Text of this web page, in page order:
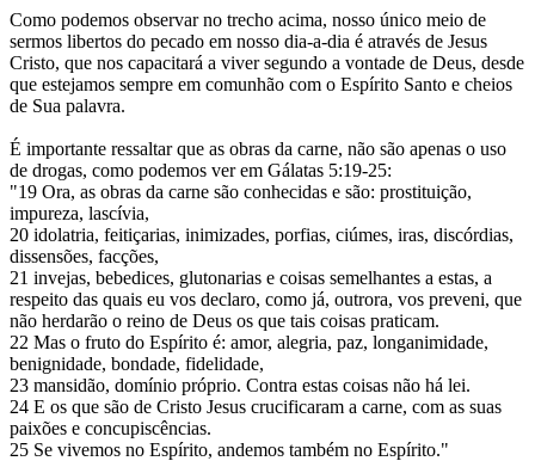
Como podemos observar no trecho acima, nosso único meio de
sermos libertos do pecado em nosso dia-a-dia é através de Jesus
Cristo, que nos capacitará a viver segundo a vontade de Deus, desde
que estejamos sempre em comunhão com o Espírito Santo e cheios
de Sua palavra.
É importante ressaltar que as obras da carne, não são apenas o uso
de drogas, como podemos ver em Gálatas 5:19-25:
"19 Ora, as obras da carne são conhecidas e são: prostituição,
impureza, lascívia,
20 idolatria, feitiçarias, inimizades, porfias, ciúmes, iras, discórdias,
dissensões, facções,
21 invejas, bebedices, glutonarias e coisas semelhantes a estas, a
respeito das quais eu vos declaro, como já, outrora, vos preveni, que
não herdarão o reino de Deus os que tais coisas praticam.
22 Mas o fruto do Espírito é: amor, alegria, paz, longanimidade,
benignidade, bondade, fidelidade,
23 mansidão, domínio próprio. Contra estas coisas não há lei.
24 E os que são de Cristo Jesus crucificaram a carne, com as suas
paixões e concupiscências.
25 Se vivemos no Espírito, andemos também no Espírito."